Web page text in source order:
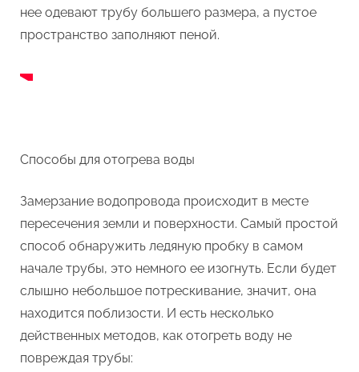
нее одевают трубу большего размера, а пустое
пространство заполняют пеной.
Способы для отогрева воды
Замерзание водопровода происходит в месте
пересечения земли и поверхности. Самый простой
способ обнаружить ледяную пробку в самом
начале трубы, это немного ее изогнуть. Если будет
слышно небольшое потрескивание, значит, она
находится поблизости. И есть несколько
действенных методов, как отогреть воду не
повреждая трубы: